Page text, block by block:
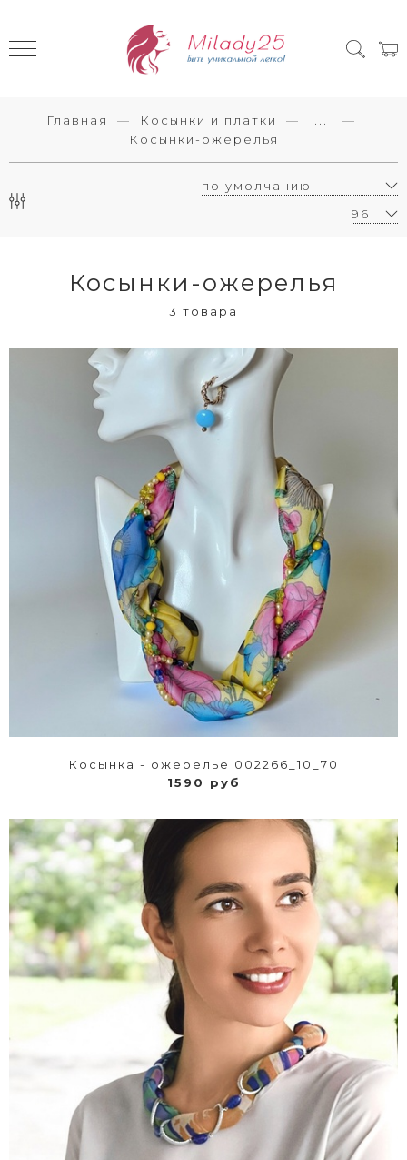
Главная Косынки и платки
Косынки-ожерелья
Косынки-ожерелья
3 товара
Косынка - ожерелье 002266_10_70
1590 руб